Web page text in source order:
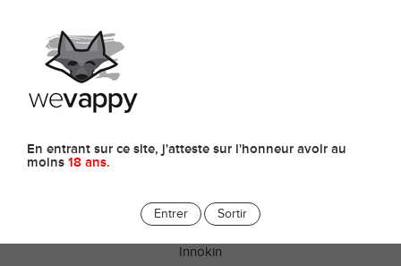
En entrant sur ce site, j'atteste sur l'honneur avoir au
moins 18 ans.
Entrer Sortir
Clearomiseurs
CLEAROMISEUR ZENITH 2 PRO
Innokin